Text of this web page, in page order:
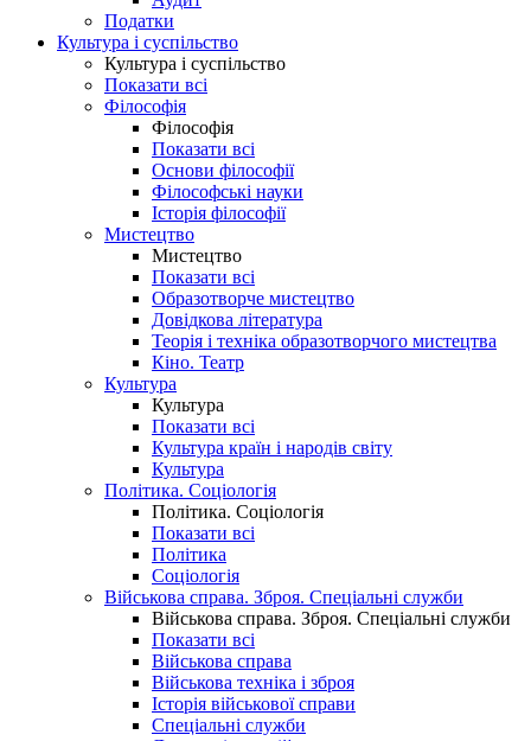
Податки
Культура і суспільство
Культура і суспільство
Показати всі
Філософія
Філософія
Показати всі
Основи філософії
Філософські науки
Історія філософії
Мистецтво
Мистецтво
Показати всі
Образотворче мистецтво
Довідкова література
Теорія і техніка образотворчого мистецтва
Кіно. Театр
Культура
Культура
Показати всі
Культура країн і народів світу
Культура
Політика. Соціологія
Політика. Соціологія
Показати всі
Політика
Соціологія
Військова справа. Зброя. Спеціальні служби
Військова справа. Зброя. Спеціальні служби
Показати всі
Військова справа
Військова техніка і зброя
Історія військової справи
Спеціальні служби